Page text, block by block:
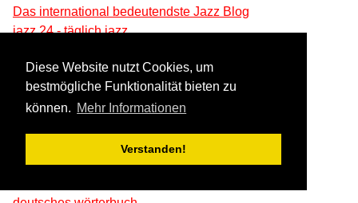
Diese Website nutzt Cookies, um
bestmögliche Funktionalität bieten zu
können. Mehr Informationen
Verstanden!
Das international bedeutendste Jazz Blog
jazz 24 - täglich jazz
nützliches in deutsch:
ein kleines liebes-lexikon
wörter deutsch, herkunft, grimm
wikipedia deutsch